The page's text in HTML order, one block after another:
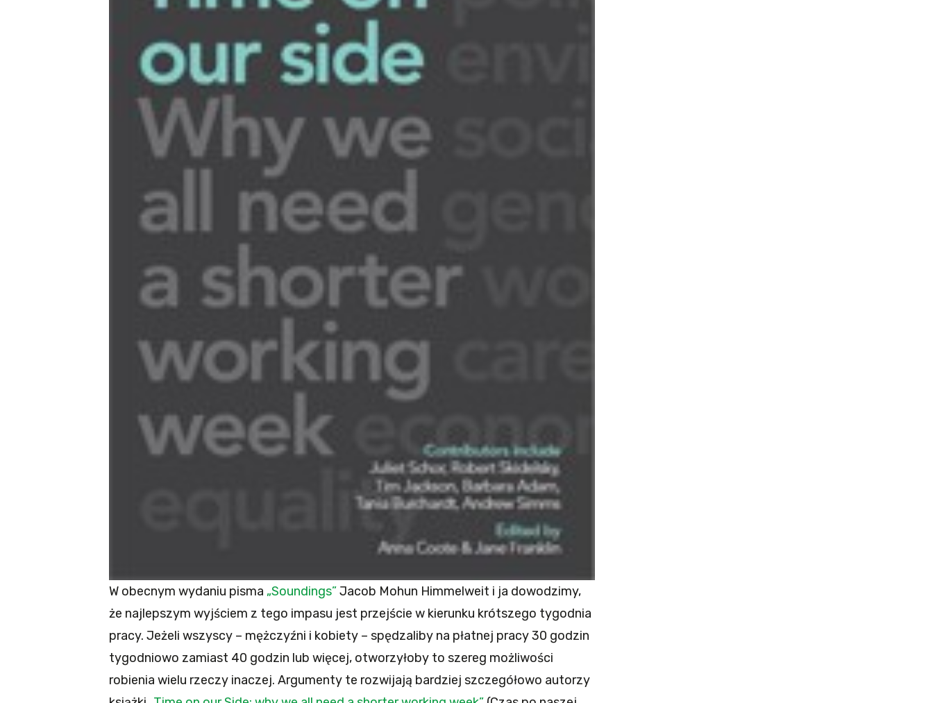
W obecnym wydaniu pisma „Soundings”Jacob Mohun Himmelweit i ja dowodzimy,
że najlepszym wyjściem z tego impasu jest przejście w kierunku krótszego tygodnia
pracy. Jeżeli wszyscy – mężczyźni i kobiety – spędzaliby na płatnej pracy 30 godzin
tygodniowo zamiast 40 godzin lub więcej, otworzyłoby to szereg możliwości
robienia wielu rzeczy inaczej. Argumenty te rozwijają bardziej szczegółowo autorzy